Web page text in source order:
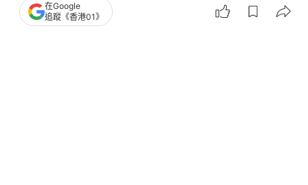
在Google
追蹤《香港01》